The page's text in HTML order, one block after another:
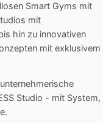
Smart Gyms mit
mit
hin zu innovativen
mit exklusivem
Studio - mit System,